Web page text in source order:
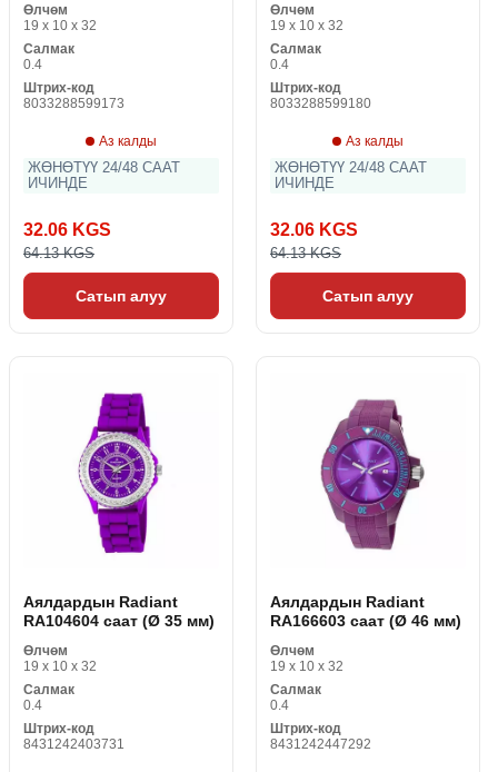
Өлчөм
19 x 10 x 32
Салмак
0.4
Штрих-код
8033288599173
Аз калды
ЖӨНӨТҮҮ 24/48 СААТ
ИЧИНДЕ
32.06 KGS
64.13 KGS
Сатып алуу
Өлчөм
19 x 10 x 32
Салмак
0.4
Штрих-код
8033288599180
Аз калды
ЖӨНӨТҮҮ 24/48 СААТ
ИЧИНДЕ
32.06 KGS
64.13 KGS
Сатып алуу
Аялдардын Radiant
RA104604 саат (Ø 35 мм)
Өлчөм
19 x 10 x 32
Салмак
0.4
Штрих-код
8431242403731
Аялдардын Radiant
RA166603 саат (Ø 46 мм)
Өлчөм
19 x 10 x 32
Салмак
0.4
Штрих-код
8431242447292